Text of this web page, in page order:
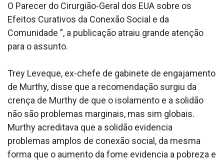
O Parecer do Cirurgião-Geral dos EUA sobre os
Efeitos Curativos da Conexão Social e da
Comunidade ”, a publicação atraiu grande atenção
para o assunto.
Trey Leveque, ex-chefe de gabinete de engajamento
de Murthy, disse que a recomendação surgiu da
crença de Murthy de que o isolamento e a solidão
não são problemas marginais, mas sim globais.
Murthy acreditava que a solidão evidencia
problemas amplos de conexão social, da mesma
forma que o aumento da fome evidencia a pobreza e